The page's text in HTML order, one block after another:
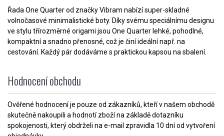
Řada One Quarter od značky Vibram nabízí super-skladné
volnočasové minimalistické boty. Díky svému speciálnímu designu
ve stylu třírozměrné origami jsou One Quarter lehké, pohodlné,
kompaktní a snadno přenosné, což je činí ideální např. na
cestování. Každý pár dodáváme s praktickou kapsou na sbalení.
Hodnocení obchodu
Ověřené hodnocení je pouze od zákazníků, kteří v našem obchodě
skutečně nakoupili a hodnotí zboží na základě dotazníku
spokojenosti, který obdrželi na e-mail zpravidla 10 dní od vytvoření